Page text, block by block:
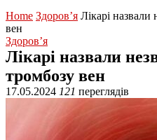
Home Здоров’я Лікарі назвали
вен
Здоров’я
Лікарі назвали
тромбозу вен
17.05.2024 121 переглядів